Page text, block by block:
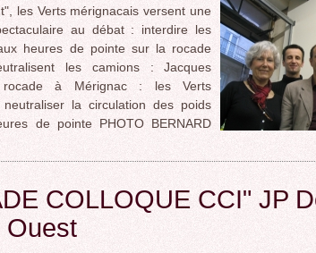
les Verts mérignacais versent une
au débat : interdire les
heures de pointe sur la rocade
les camions : Jacques
rocade à Mérignac : les Verts
la circulation des poids
de pointe PHOTO BERNARD
COLLOQUE CCI" JP
Ouest